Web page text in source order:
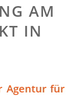
AM
IN
Agentur für